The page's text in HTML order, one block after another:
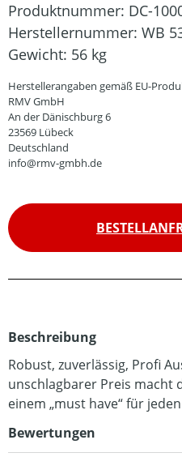
Produktnummer: DC-
Herstellernummer: WB
Gewicht: 56 kg
Herstellerangaben gemäß EU-
RMV GmbH
An der Dänischburg 6
23569 Lübeck
Deutschland
info@rmv-gmbh.de
Beschreibung
Robust, zuverlässig, Profi
unschlagbarer Preis macht
einem „must have“ für
Bewertungen